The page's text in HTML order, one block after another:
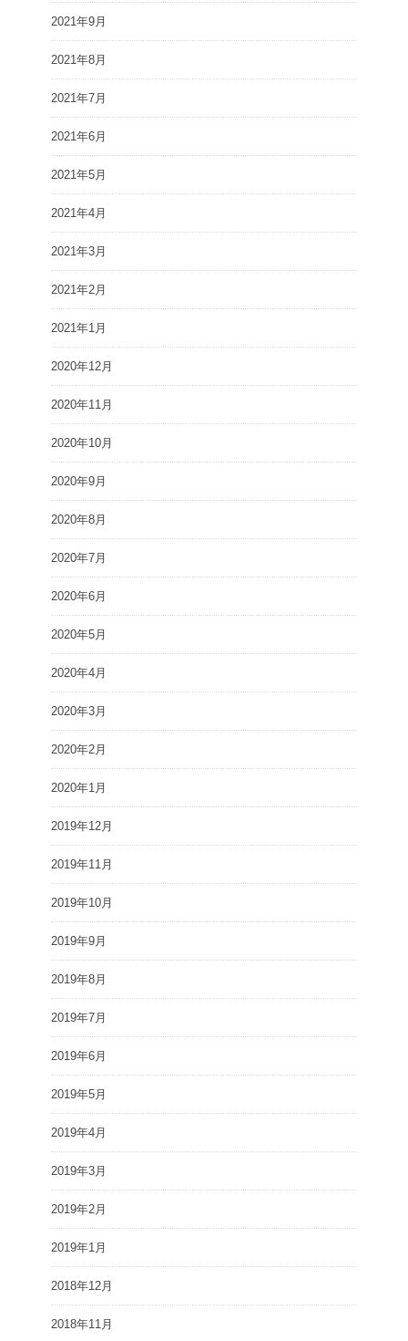
2021年9月
2021年8月
2021年7月
2021年6月
2021年5月
2021年4月
2021年3月
2021年2月
2021年1月
2020年12月
2020年11月
2020年10月
2020年9月
2020年8月
2020年7月
2020年6月
2020年5月
2020年4月
2020年3月
2020年2月
2020年1月
2019年12月
2019年11月
2019年10月
2019年9月
2019年8月
2019年7月
2019年6月
2019年5月
2019年4月
2019年3月
2019年2月
2019年1月
2018年12月
2018年11月